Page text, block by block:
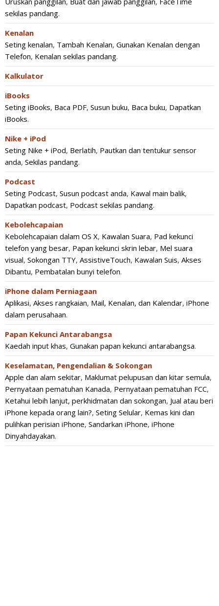
sekilas pandang.
Kenalan
Seting kenalan, Tambah Kenalan, Gunakan Kenalan dengan
Telefon, Kenalan sekilas pandang.
Kalkulator
iBooks
Seting iBooks, Baca PDF, Susun buku, Baca buku, Dapatkan
iBooks.
Nike + iPod
Seting Nike + iPod, Berlatih, Pautkan dan tentukur sensor
anda, Sekilas pandang.
Podcast
Seting Podcast, Susun podcast anda, Kawal main balik,
Dapatkan podcast, Podcast sekilas pandang.
Kebolehcapaian
Kebolehcapaian dalam OS X, Kawalan Suara, Pad kekunci
telefon yang besar, Papan kekunci skrin lebar, Mel suara
visual, Sokongan TTY, AssistiveTouch, Kawalan Suis, Akses
Dibantu, Pembatalan bunyi telefon.
iPhone dalam Perniagaan
Aplikasi, Akses rangkaian, Mail, Kenalan, dan Kalendar, iPhone
dalam perusahaan.
Papan Kekunci Antarabangsa
Kaedah input khas, Gunakan papan kekunci antarabangsa.
Keselamatan, Pengendalian & Sokongan
Apple dan alam sekitar, Maklumat pelupusan dan kitar semula,
Pernyataan pematuhan Kanada, Pernyataan pematuhan FCC,
Ketahui lebih lanjut, perkhidmatan dan sokongan, Jual atau beri
iPhone kepada orang lain?, Seting Selular, Kemas kini dan
pulihkan perisian iPhone, Sandarkan iPhone, iPhone
Dinyahdayakan.